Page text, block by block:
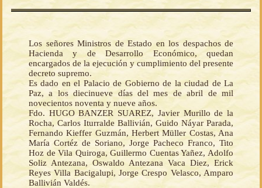
Los señores Ministros de Estado en los despachos de
Hacienda y de Desarrollo Económico, quedan
encargados de la ejecución y cumplimiento del presente
decreto supremo.
Es dado en el Palacio de Gobierno de la ciudad de La
Paz, a los diecinueve días del mes de abril de mil
novecientos noventa y nueve años.
Fdo. HUGO BANZER SUAREZ, Javier Murillo de la
Rocha, Carlos Iturralde Ballivián, Guido Náyar Parada,
Fernando Kieffer Guzmán, Herbert Müller Costas, Ana
María Cortéz de Soriano, Jorge Pacheco Franco, Tito
Hoz de Vila Quiroga, Guillermo Cuentas Yañez, Adolfo
Soliz Antezana, Oswaldo Antezana Vaca Diez, Erick
Reyes Villa Bacigalupi, Jorge Crespo Velasco, Amparo
Ballivián Valdés.